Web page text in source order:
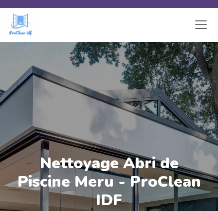
Skip to main content
Nettoyage Abri de
Piscine Meru - ProClean
IDF